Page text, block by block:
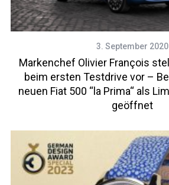
3. September 2020
Markenchef Olivier François
beim ersten Testdrive vor –
neuen Fiat 500 “la Prima“ als
geöffnet